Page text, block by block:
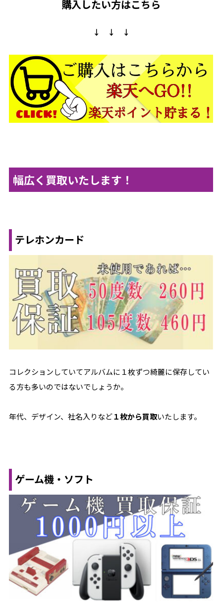
購入したい方はこちら
↓ ↓ ↓
幅広く買取いたします！
テレホンカード
コレクションしていてアルバムに１枚ずつ綺麗に保存してい
る方も多いのではないでしょうか。
年代、デザイン、社名入りなど１枚から買取いたします。
ゲーム機・ソフト